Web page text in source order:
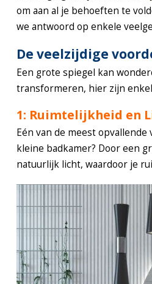
om aan al je behoeften te
we antwoord op enkele
De veelzijdige
Een grote spiegel kan
transformeren, hier zijn
1: Ruimtelijkheid en
Eén van de meest
kleine badkamer? Door een
natuurlijk licht, waardoor je